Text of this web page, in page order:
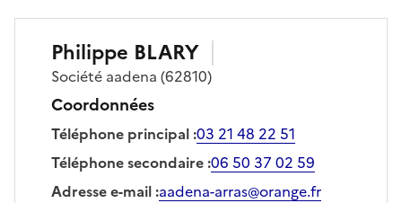
Philippe BLARY
Société aadena (62810)
Coordonnées
Téléphone principal:03 21 48 22 51
Téléphone secondaire:06 50 37 02 59
Adresse e-mail:aadena-arras@orange.fr